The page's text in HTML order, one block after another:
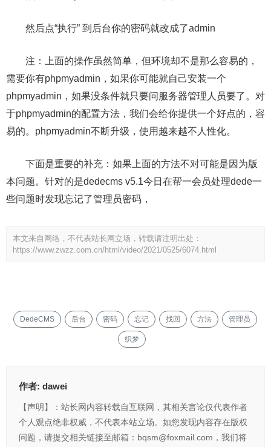
然后点“执行” 到后台你的密码就改成了admin
注：上面的操作虽然简单，但环境却不是那么容易的，
需要你有phpmyadmin，如果你可能就自己安装一个
phpmyadmin，如果没条件就只要问服务器管理人员要了。对
于phpmyadmin的配置方法，我们会给你提供一个好点的，容
易的。phpmyadmin不断升级，使用越来越不人性化。
下面是重要的补充：如果上面的方法不对可能是因为版
本问题。针对的是dedecms v5.1今日在帮一会员处理dede一
些问题时发现忘记了管理员密码，
本文来自网络，不代表站长网立场，转载请注明出处：
https://www.zwzz.com.cn/html/video/2021/0525/6074.html
DedeCMS 后台 密码 忘记 找回 方法 管理员
织梦
作者: dawei
【声明】：站长网内容转载自互联网，其相关言论仅代表作者
个人观点绝非权威，不代表本站立场。如您发现内容存在版权
问题，请提交相关链接至邮箱：bqsm@foxmail.com，我们将